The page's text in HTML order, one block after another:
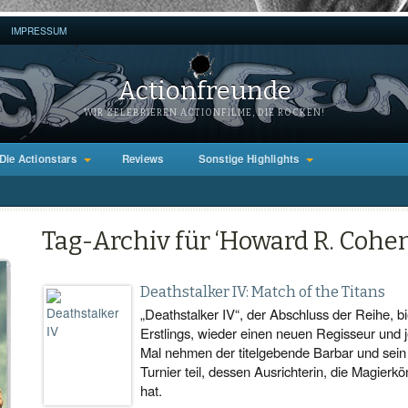
IMPRESSUM
Actionfreunde
WIR ZELEBRIEREN ACTIONFILME, DIE ROCKEN!
Actionstars Reviews Sonstige Highlights
Tag-Archiv für ‘Howard R.
Deathstalker IV: Match of the Titans
„Deathstalker IV“, der Abschluss der Reihe,
Erstlings, wieder einen neuen Regisseur
Mal nehmen der titelgebende Barbar und
Turnier teil, dessen Ausrichterin, die
hat.